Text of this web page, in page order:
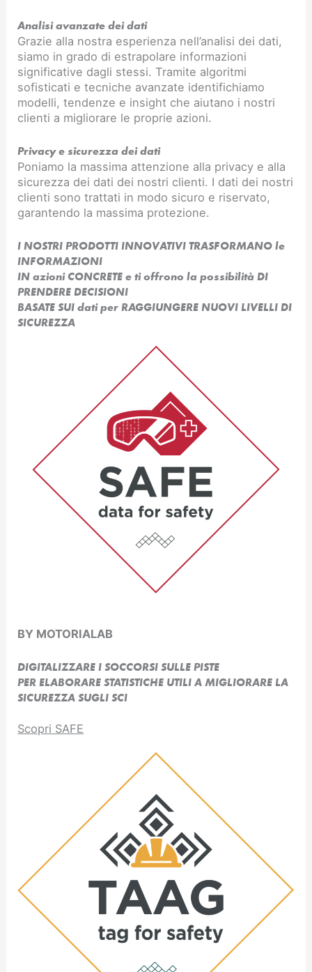
Analisi avanzate dei dati
Grazie alla nostra esperienza nell’analisi dei dati,
siamo in grado di estrapolare informazioni
significative dagli stessi. Tramite algoritmi
sofisticati e tecniche avanzate identifichiamo
modelli, tendenze e insight che aiutano i nostri
clienti a migliorare le proprie azioni.
Privacy e sicurezza dei dati
Poniamo la massima attenzione alla privacy e alla
sicurezza dei dati dei nostri clienti. I dati dei nostri
clienti sono trattati in modo sicuro e riservato,
garantendo la massima protezione.
I NOSTRI PRODOTTI INNOVATIVI TRASFORMANO le
INFORMAZIONI
IN azioni CONCRETE e ti offrono la possibilità DI
PRENDERE DECISIONI
BASATE SUI dati per RAGGIUNGERE NUOVI LIVELLI DI
SICUREZZA
BY MOTORIALAB
DIGITALIZZARE I SOCCORSI SULLE PISTE
PER ELABORARE STATISTICHE UTILI A MIGLIORARE LA
SICUREZZA SUGLI SCI
Scopri SAFE